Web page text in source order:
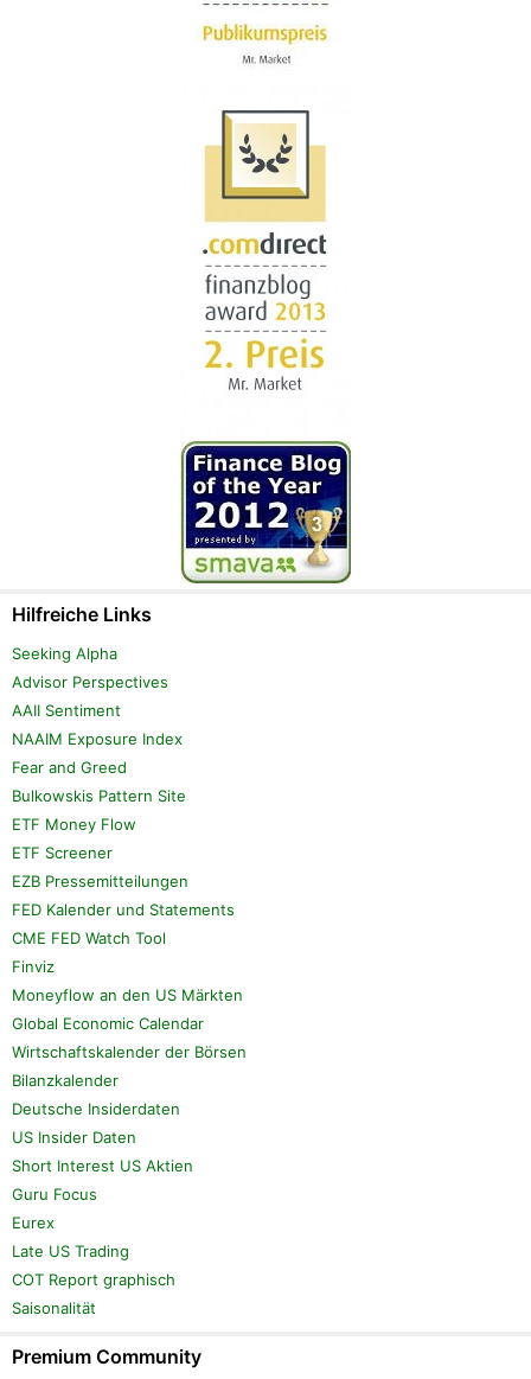
Hilfreiche Links
Seeking Alpha
Advisor Perspectives
AAII Sentiment
NAAIM Exposure Index
Fear and Greed
Bulkowskis Pattern Site
ETF Money Flow
ETF Screener
EZB Pressemitteilungen
FED Kalender und Statements
CME FED Watch Tool
Finviz
Moneyflow an den US Märkten
Global Economic Calendar
Wirtschaftskalender der Börsen
Bilanzkalender
Deutsche Insiderdaten
US Insider Daten
Short Interest US Aktien
Guru Focus
Eurex
Late US Trading
COT Report graphisch
Saisonalität
Premium Community